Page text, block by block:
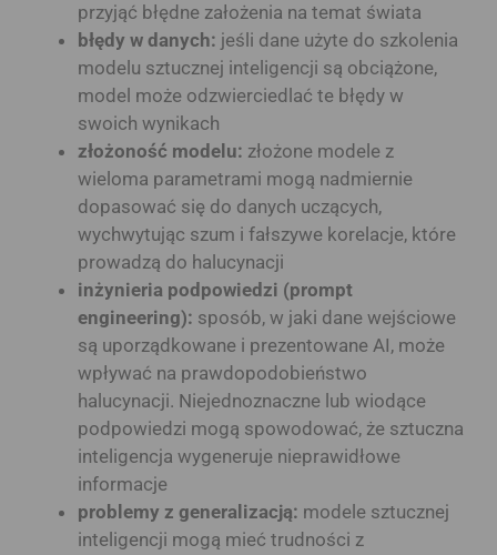
przyjąć błędne założenia na temat świata
błędy w danych: jeśli dane użyte do szkolenia
modelu sztucznej inteligencji są obciążone,
model może odzwierciedlać te błędy w
swoich wynikach
złożoność modelu: złożone modele z
wieloma parametrami mogą nadmiernie
dopasować się do danych uczących,
wychwytując szum i fałszywe korelacje, które
prowadzą do halucynacji
inżynieria podpowiedzi (prompt
engineering): sposób, w jaki dane wejściowe
są uporządkowane i prezentowane AI, może
wpływać na prawdopodobieństwo
halucynacji. Niejednoznaczne lub wiodące
podpowiedzi mogą spowodować, że sztuczna
inteligencja wygeneruje nieprawidłowe
informacje
problemy z generalizacją: modele sztucznej
inteligencji mogą mieć trudności z